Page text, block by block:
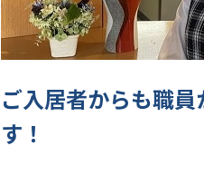
ご入居者からも職
す！